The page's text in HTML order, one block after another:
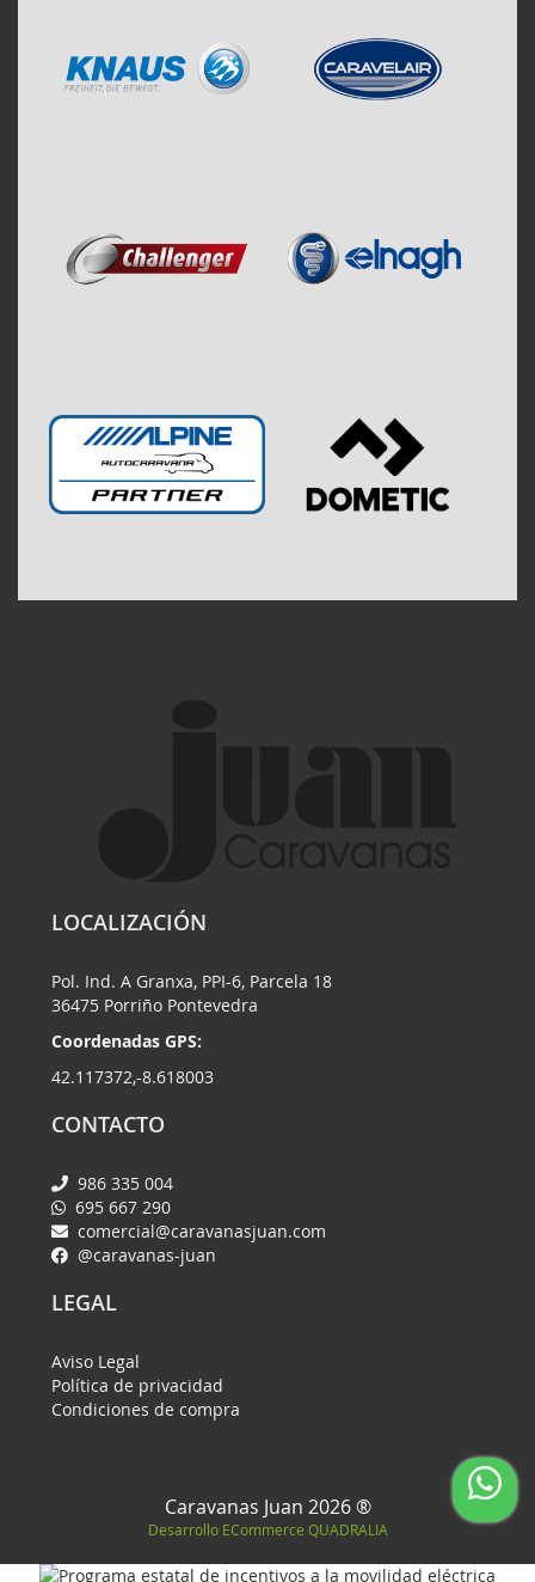
LOCALIZACIÓN
Pol. Ind. A Granxa, PPI-6, Parcela 18
36475 Porriño Pontevedra
Coordenadas GPS:
42.117372,-8.618003
CONTACTO
986 335 004
695 667 290
comercial@caravanasjuan.com
@caravanas-juan
LEGAL
Aviso Legal
Política de privacidad
Condiciones de compra
Caravanas Juan 2026 ®
Desarrollo ECommerce QUADRALIA